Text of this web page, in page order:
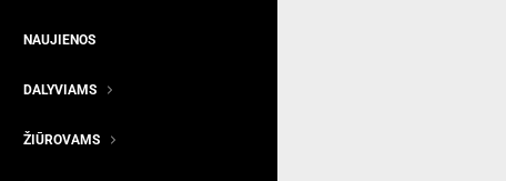
NAUJIENOS
DALYVIAMS
ŽIŪROVAMS